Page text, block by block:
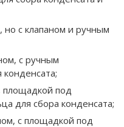
с клапаном и ручным
с ручным
под
для сбора конденсата;
с площадкой под